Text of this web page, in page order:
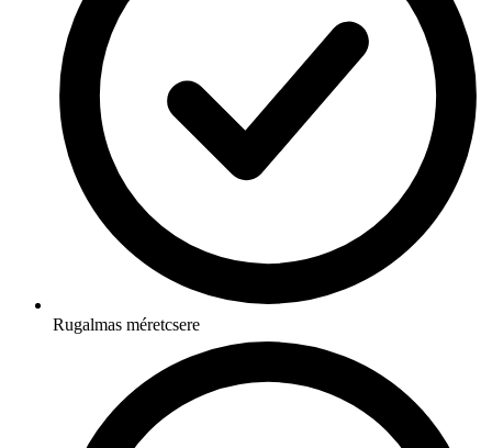
Rugalmas méretcsere